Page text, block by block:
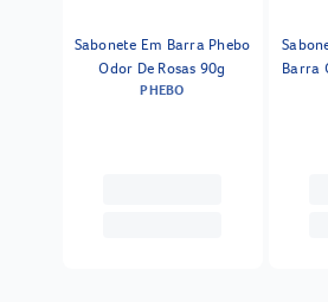
Sabonete Em Barra Phebo
Odor De Rosas 90g
PHEBO
Barra